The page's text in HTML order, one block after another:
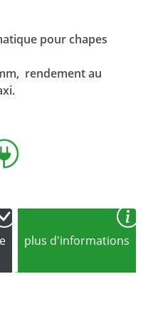
pour chapes
rendement au
plus d'informations